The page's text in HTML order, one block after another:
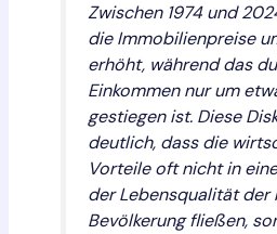
Zwischen 1974 und
die Immobilienpreise
erhöht, während das
Einkommen nur um
gestiegen ist. Diese
deutlich, dass die
Vorteile oft nicht in
der Lebensqualität der
Bevölkerung fließen,